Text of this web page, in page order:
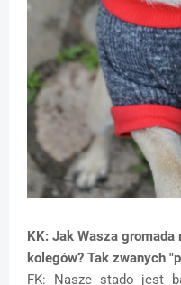
KK: Jak Wasza
kolegów? Tak zwanych
FK: Nasze stado jest